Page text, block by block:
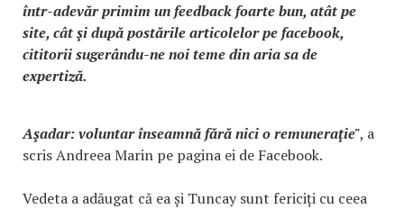
într-adevăr primim un feedback foarte bun, atât pe
site, cât şi după postările articolelor pe facebook,
cititorii sugerându-ne noi teme din aria sa de
expertiză.
Aşadar: voluntar înseamnă fără nici o remuneraţie", a
scris Andreea Marin pe pagina ei de Facebook.
Vedeta a adăugat că ea și Tuncay sunt fericiți cu ceea